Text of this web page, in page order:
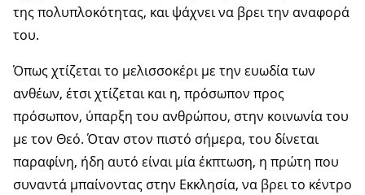
της πολυπλοκότητας, και ψάχνει να βρει την αναφορά
του.
Όπως χτίζεται το μελισσοκέρι με την ευωδία των
ανθέων, έτσι χτίζεται και η, πρόσωπον προς
πρόσωπον, ύπαρξη του ανθρώπου, στην κοινωνία του
με τον Θεό. Όταν στον πιστό σήμερα, του δίνεται
παραφίνη, ήδη αυτό είναι μία έκπτωση, η πρώτη που
συναντά μπαίνοντας στην Εκκλησία, να βρει το κέντρο